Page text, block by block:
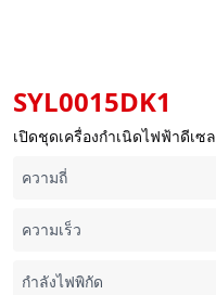
SYL0015DK1
เปิดชุดเครื่องกำเนิดไฟฟ้าดีเซล
ความถี่
ความเร็ว
กำลังไฟพิกัด